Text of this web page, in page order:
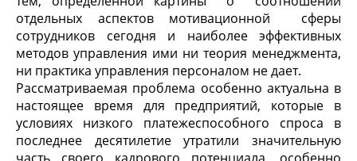
отдельных аспектов мотивационной сферы
сотрудников сегодня и наиболее эффективных
методов управления ими ни теория менеджмента,
ни практика управления персоналом не дает.
Рассматриваемая проблема особенно актуальна в
настоящее время для предприятий, которые в
условиях низкого платежеспособного спроса в
последнее десятилетие утратили значительную